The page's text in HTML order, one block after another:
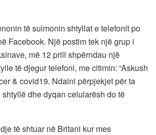
të sulmonin shtyllat e telefonit po
Facebook. Një postim tek një grup i
më 12 prill shpërndau një
të djegur telefoni, me citimin: “Askush
& covid19. Ndalni përpjekjet për ta
dhe dyqan celularësh do të
të shtuar në Britani kur mes